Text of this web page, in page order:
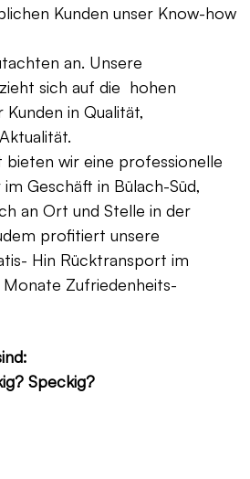
Kunden unser Know-how
an. Unsere
sich auf die hohen
in Qualität,
bieten wir eine professionelle
Geschäft in Bülach-Süd,
an Ort und Stelle in der
profitiert unsere
Hin Rücktransport im
Monate Zufriedenheits-
Speckig?